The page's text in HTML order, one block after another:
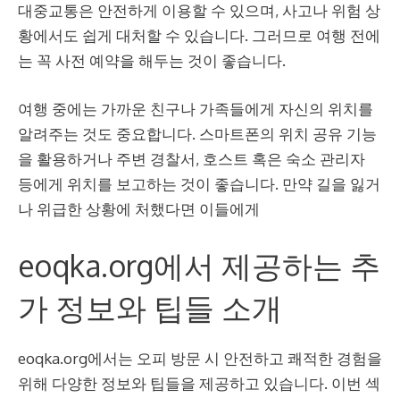
대중교통은 안전하게 이용할 수 있으며, 사고나 위험 상
황에서도 쉽게 대처할 수 있습니다. 그러므로 여행 전에
는 꼭 사전 예약을 해두는 것이 좋습니다.
여행 중에는 가까운 친구나 가족들에게 자신의 위치를
알려주는 것도 중요합니다. 스마트폰의 위치 공유 기능
을 활용하거나 주변 경찰서, 호스트 혹은 숙소 관리자
등에게 위치를 보고하는 것이 좋습니다. 만약 길을 잃거
나 위급한 상황에 처했다면 이들에게
eoqka.org에서 제공하는 추
가 정보와 팁들 소개
eoqka.org에서는 오피 방문 시 안전하고 쾌적한 경험을
위해 다양한 정보와 팁들을 제공하고 있습니다. 이번 섹